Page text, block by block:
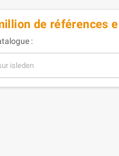
de références
: